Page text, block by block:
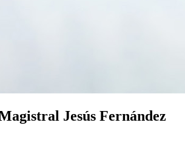
Jesús Fernández